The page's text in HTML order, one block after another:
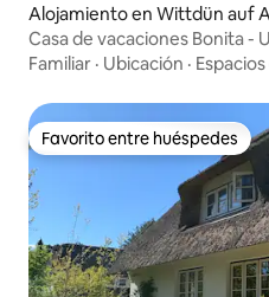
Alojamiento en Wittdün auf
Casa de vacaciones Bonita -
privilegiada
Familiar · Ubicación ·
Favorito entre huéspedes
Favorito entre huéspedes